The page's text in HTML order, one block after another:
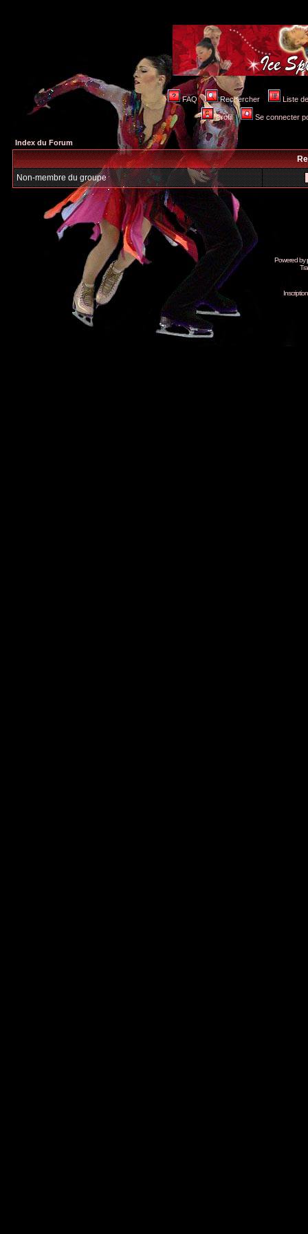
FAQ Rechercher Liste
Profil Se connecter
Index du Forum
Non-membre du groupe
Powered by